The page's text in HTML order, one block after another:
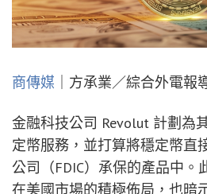
商傳媒 ｜方承業／綜合外電報
金融科技公司 Revolut 計劃為
定幣服務，並打算將穩定幣直
公司（FDIC）承保的產品中。
在美國市場的積極佈局，也暗